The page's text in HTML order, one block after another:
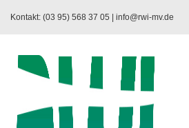
Kontakt: (03 95) 568 37 05 | info@rwi-mv.de